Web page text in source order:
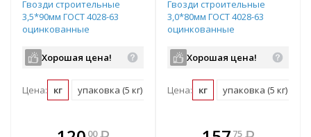
Гвозди строительные
3,5*90мм ГОСТ 4028-63
оцинкованные
Хорошая цена!
Цена: кг упаковка (5 кг)
00 В комплекте
Гвозди строительные
3,0*80мм ГОСТ 4028-63
оцинкованные
Хорошая цена!
Цена: кг упаковка (5 кг)
В комплекте 75